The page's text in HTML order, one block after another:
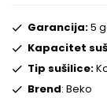
Garancija:5
Kapacitet
Tip sušilice:
Brend: Beko